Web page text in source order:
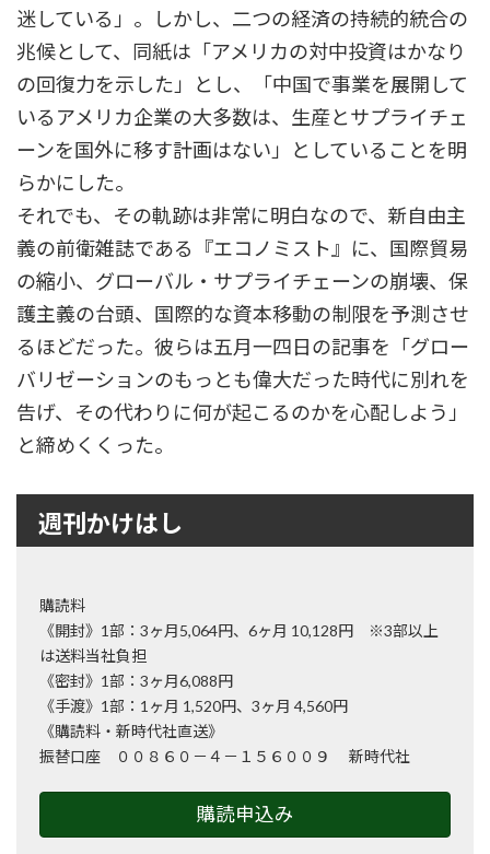
迷している」。しかし、二つの経済の持続的統合の
兆候として、同紙は「アメリカの対中投資はかなり
の回復力を示した」とし、「中国で事業を展開して
いるアメリカ企業の大多数は、生産とサプライチェ
ーンを国外に移す計画はない」としていることを明
らかにした。
それでも、その軌跡は非常に明白なので、新自由主
義の前衛雑誌である『エコノミスト』に、国際貿易
の縮小、グローバル・サプライチェーンの崩壊、保
護主義の台頭、国際的な資本移動の制限を予測させ
るほどだった。彼らは五月一四日の記事を「グロー
バリゼーションのもっとも偉大だった時代に別れを
告げ、その代わりに何が起こるのかを心配しよう」
と締めくくった。
週刊かけはし
購読料
《開封》1部：3ヶ月5,064円、6ヶ月 10,128円 ※3部以上
は送料当社負担
《密封》1部：3ヶ月6,088円
《手渡》1部：1ヶ月 1,520円、3ヶ月 4,560円
《購読料・新時代社直送》
振替口座 ００８６０－４－１５６００９ 新時代社
購読申込み